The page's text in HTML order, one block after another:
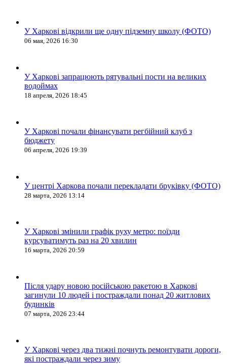
У Харкові відкрили ще одну підземну школу (ФОТО)
06 мая, 2026 16:30
У Харкові запрацюють рятувальні пости на великих
водоймах
18 апреля, 2026 18:45
У Харкові почали фінансувати регбійний клуб з
бюджету
06 апреля, 2026 19:39
У центрі Харкова почали перекладати бруківку (ФОТО)
28 марта, 2026 13:14
У Харкові змінили графік руху метро: поїзди
курсуватимуть раз на 20 хвилин
16 марта, 2026 20:59
Після удару новою російською ракетою в Харкові
загинули 10 людей і постраждали понад 20 житлових
будинків
07 марта, 2026 23:44
У Харкові через два тижні почнуть ремонтувати дороги,
які постраждали через зиму